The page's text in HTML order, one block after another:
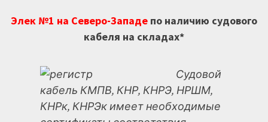
Элек №1 на Северо-Западепо наличию судового
кабеля на складах*
Судовой
кабель КМПВ, КНР, КНРЭ, НРШМ,
КНРк, КНРЭк имеет необходимые